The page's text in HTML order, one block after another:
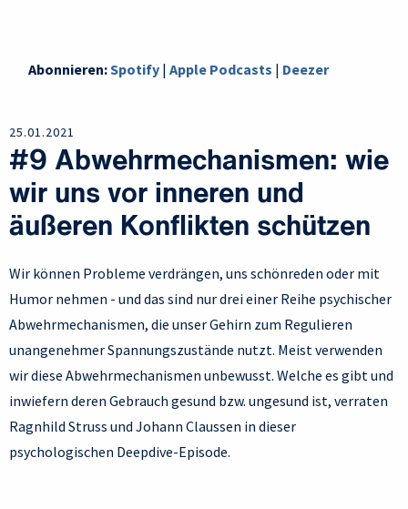
Abonnieren:Spotify |Apple Podcasts | Deezer
25.01.2021
#9 Abwehrmechanismen: wie
wir uns vor inneren und
äußeren Konflikten schützen
Wir können Probleme verdrängen, uns schönreden oder mit
Humor nehmen - und das sind nur drei einer Reihe psychischer
Abwehrmechanismen, die unser Gehirn zum Regulieren
unangenehmer Spannungszustände nutzt. Meist verwenden
wir diese Abwehrmechanismen unbewusst. Welche es gibt und
inwiefern deren Gebrauch gesund bzw. ungesund ist, verraten
Ragnhild Struss und Johann Claussen in dieser
psychologischen Deepdive-Episode.